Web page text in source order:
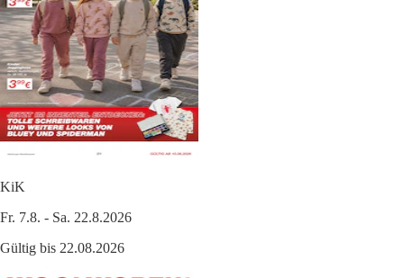
KiK
Fr. 7.8. - Sa. 22.8.2026
Gültig bis 22.08.2026